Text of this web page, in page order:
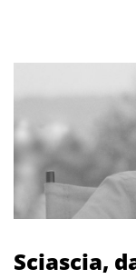
Sciascia,